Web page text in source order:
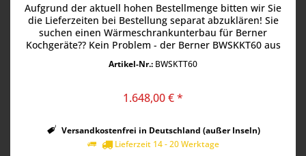
Aufgrund der aktuell hohen Bestellmenge bitten wir Sie
die Lieferzeiten bei Bestellung separat abzuklären! Sie
suchen einen Wärmeschrankunterbau für Berner
Kochgeräte?? Kein Problem - der Berner BWSKKT60 aus
Artikel-Nr.: BWSKTT60
1.648,00 € *
Versandkostenfrei in Deutschland (außer Inseln)
Lieferzeit 14 - 20 Werktage